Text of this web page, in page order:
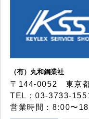
（有）丸和鋼業社
〒144-0052 東京
TEL：03-3733-
営業時間：8:00〜